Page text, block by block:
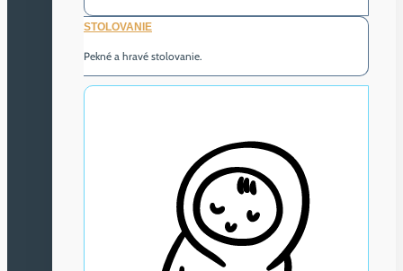
STOLOVANIE
Pekné a hravé stolovanie.